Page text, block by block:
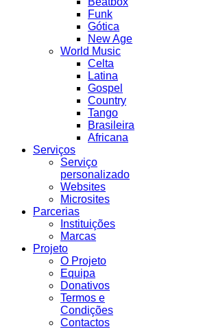
Funk
Gótica
New Age
World Music
Celta
Latina
Gospel
Country
Tango
Brasileira
Africana
Serviços
Serviço
personalizado
Websites
Microsites
Parcerias
Instituições
Marcas
Projeto
O Projeto
Equipa
Donativos
Termos e
Condições
Contactos